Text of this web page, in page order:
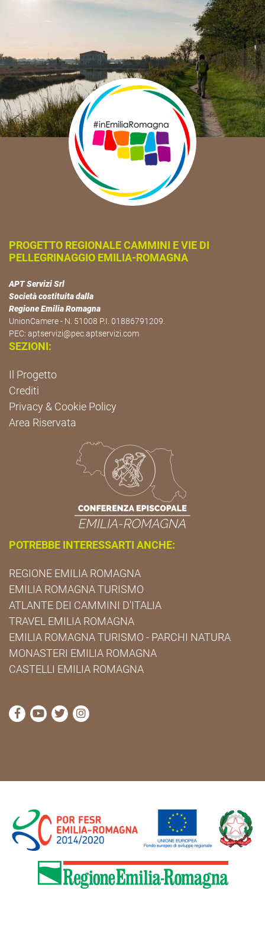
PROGETTO REGIONALE CAMMINI E VIE DI
PELLEGRINAGGIO EMILIA-ROMAGNA
APT Servizi Srl
Società costituita dalla
Regione Emilia Romagna
UnionCamere - N. 51008 P.I. 01886791209.
PEC: aptservizi@pec.aptservizi.com
SEZIONI:
Il Progetto
Crediti
Privacy & Cookie Policy
Area Riservata
POTREBBE INTERESSARTI ANCHE:
REGIONE EMILIA ROMAGNA
EMILIA ROMAGNA TURISMO
ATLANTE DEI CAMMINI D'ITALIA
TRAVEL EMILIA ROMAGNA
EMILIA ROMAGNA TURISMO - PARCHI NATURA
MONASTERI EMILIA ROMAGNA
CASTELLI EMILIA ROMAGNA
visita la pagina Facebook di Cammini Emilia-
visita la pagina YouTube di Cammini Emilia-
visita la pagina Twitter di Cammini Emilia-
visita la pagina Instagram di Cammini